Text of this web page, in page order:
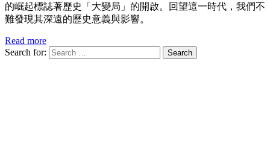
的崛起標誌著歷史「大變局」的開啟。回望這一時代，我們不
難發現其深遠的歷史意義與影響。
Read more
Search for:
Search